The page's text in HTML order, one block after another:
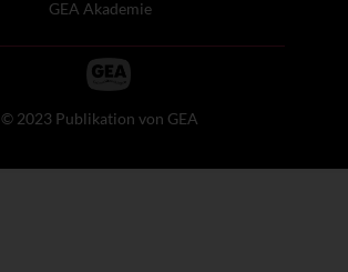
GEA Akademie
© 2023 Publikation von GEA